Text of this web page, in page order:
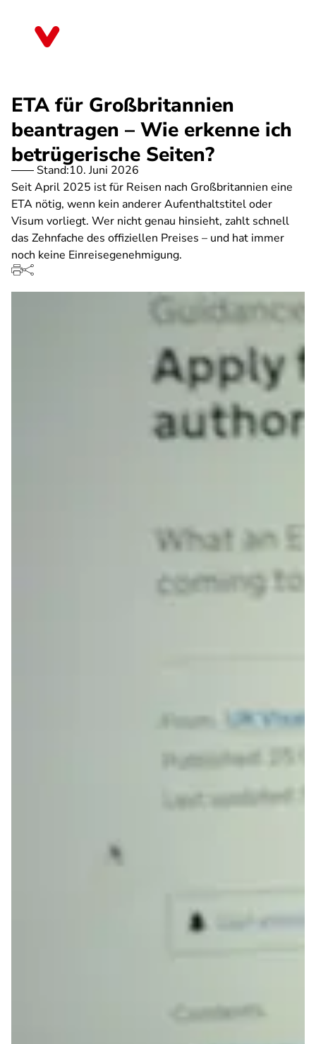
ETA für Großbritannien
beantragen – Wie erkenne ich
betrügerische Seiten?
Stand:10. Juni 2026
Seit April 2025 ist für Reisen nach Großbritannien eine
ETA nötig, wenn kein anderer Aufenthaltstitel oder
Visum vorliegt. Wer nicht genau hinsieht, zahlt schnell
das Zehnfache des offiziellen Preises – und hat immer
noch keine Einreisegenehmigung.